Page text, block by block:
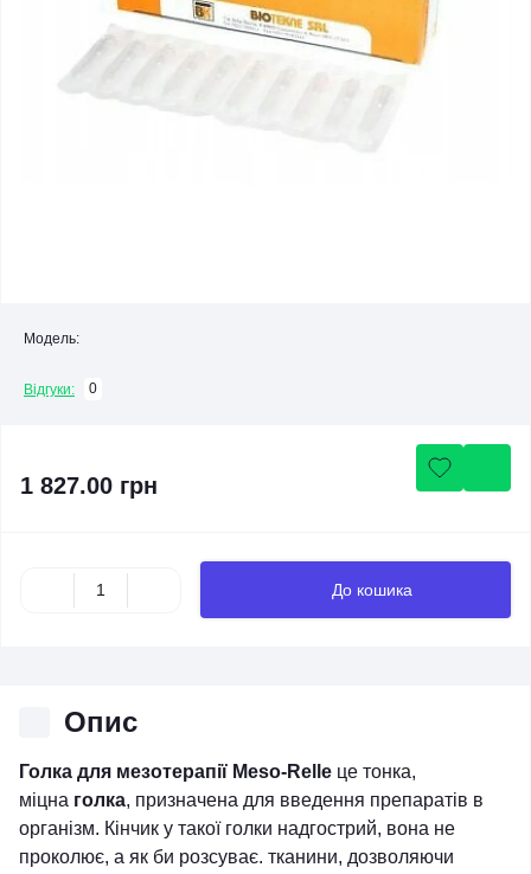
Модель:
Відгуки: 0
1 827.00 грн
До кошика
Опис
Голка для мезотерапії Meso-Relle це тонка,
міцна голка, призначена для введення препаратів в
організм. Кінчик у такої голки надгострий, вона не
проколює, а як би розсуває. тканини, дозволяючи